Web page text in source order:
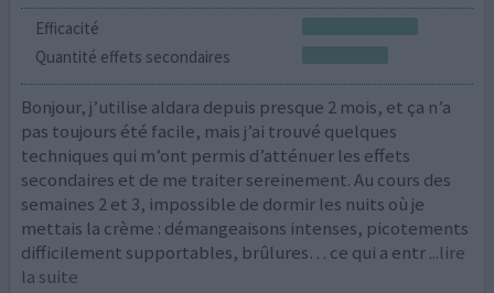
Efficacité
Quantité effets secondaires
Bonjour, j’utilise aldara depuis presque 2 mois, et ça n’a
pas toujours été facile, mais j’ai trouvé quelques
techniques qui m’ont permis d’atténuer les effets
secondaires et de me traiter sereinement. Au cours des
semaines 2 et 3, impossible de dormir les nuits où je
mettais la crème : démangeaisons intenses, picotements
difficilement supportables, brûlures… ce qui a entr...lire
la suite